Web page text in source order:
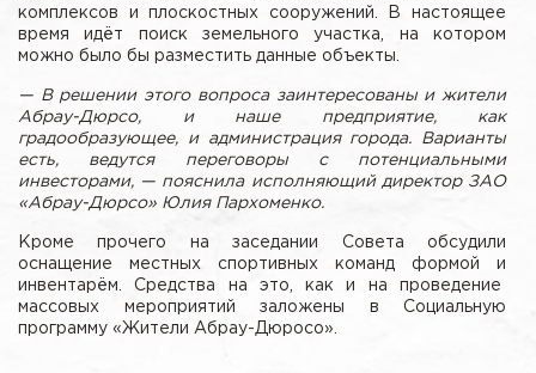
комплексов и плоскостных сооружений. В настоящее
время идёт поиск земельного участка, на котором
можно было бы разместить данные объекты.
— В решении этого вопроса заинтересованы и жители
Абрау-Дюрсо, и наше предприятие, как
градообразующее, и администрация города. Варианты
есть, ведутся переговоры с потенциальными
инвесторами, — пояснила исполняющий директор ЗАО
«Абрау-Дюрсо» Юлия Пархоменко.
Кроме прочего на заседании Совета обсудили
оснащение местных спортивных команд формой и
инвентарём. Средства на это, как и на проведение
массовых мероприятий заложены в Социальную
программу «Жители Абрау-Дюросо».